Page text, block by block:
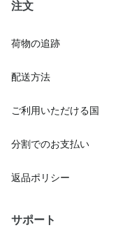
注文
荷物の追跡
配送方法
ご利用いただける国
分割でのお支払い
返品ポリシー
サポート